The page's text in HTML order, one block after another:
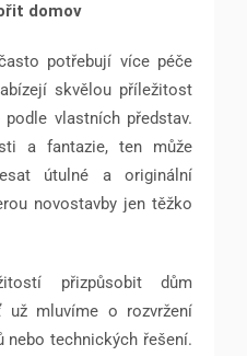
domov
potřebují více péče
skvělou příležitost
vlastních představ.
a fantazie, ten může
útulné a originální
novostavby jen těžko
přizpůsobit dům
už mluvíme o rozvržení
technických řešení.